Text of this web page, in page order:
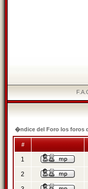
�ndice del Foro los foros
#
1
2